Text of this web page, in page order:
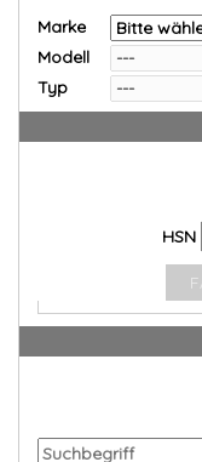
Marke
Modell
Typ
HSN